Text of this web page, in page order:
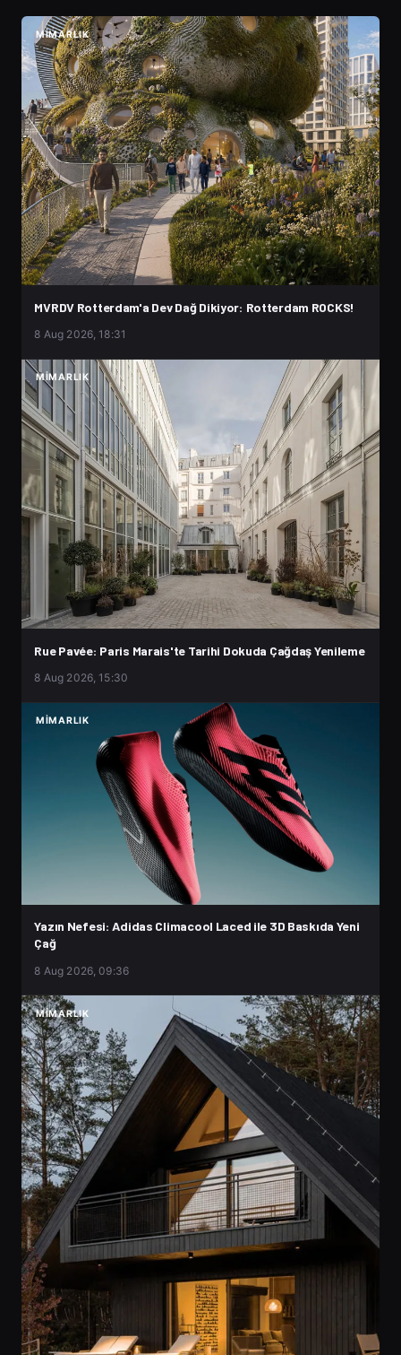
MIMARLIK
MVRDV Rotterdam'a Dev Dağ Dikiyor: Rotterdam ROCKS!
8 Aug 2026, 18:31
MIMARLIK
Rue Pavée: Paris Marais'te Tarihi Dokuda Çağdaş Yenileme
8 Aug 2026, 15:30
MIMARLIK
Yazın Nefesi: Adidas Climacool Laced ile 3D Baskıda Yeni
Çağ
8 Aug 2026, 09:36
MIMARLIK